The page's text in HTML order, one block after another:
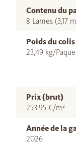
Contenu du
8 Lames (3,17
Poids du colis
23,49 kg/
Prix (brut)
253,95 €/m²
Année de la
2026